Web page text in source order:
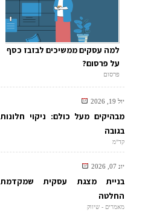
למה עסקים ממשיכים לבזבז כסף
על פרסום?
פרסום
יול 19, 2026
מבהיקים מעל כולם: ניקוי חלונות
בגובה
קד"מ
יונ 07, 2026
בניית מצגת עסקית שמקדמת
החלטה
מאמרים - שיווק